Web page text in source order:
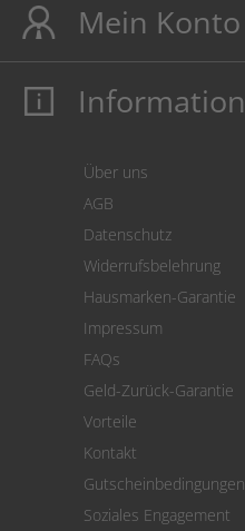
Mein Konto
Mein Konto
Cookie Einstellungen
Information
Über uns
AGB
Datenschutz
Widerrufsbelehrung
Hausmarken-Garantie
Impressum
FAQs
Geld-Zurück-Garantie
Vorteile
Kontakt
Gutscheinbedingungen
Soziales Engagement